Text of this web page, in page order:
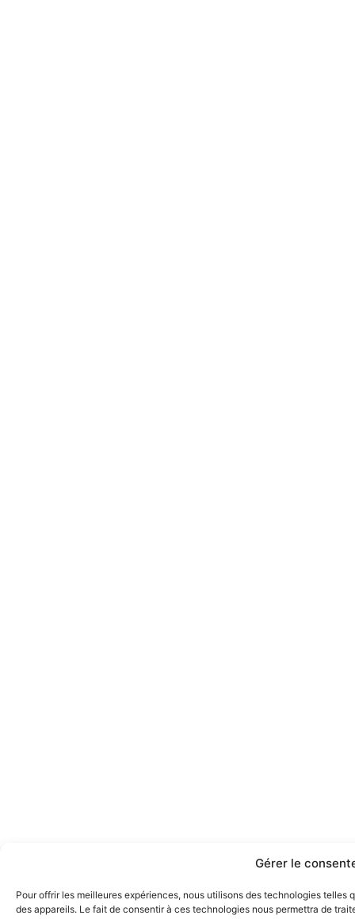
Gérer le
Pour offrir les meilleures expériences, nous utilisons des technologies
des appareils. Le fait de consentir à ces technologies nous permettra de